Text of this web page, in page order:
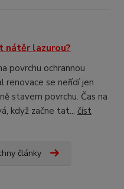
nátěr lazurou?
povrchu ochrannou
renovace se neřídí jen
stavem povrchu. Čas na
když začne tat... číst
články